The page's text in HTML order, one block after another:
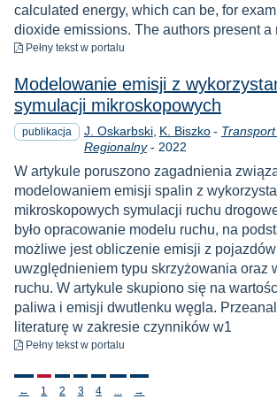
calculated energy, which can be, for
dioxide emissions. The authors present a
Pełny tekstdo pobrania
w portalu
Modelowanie emisji z
symulacji mikroskopowych
publikacja J. Oskarbski K. Biszko -
Regionalny- Rok
2022
W artykule poruszono zagadnienia
modelowaniem emisji spalin z
mikroskopowych symulacji ruchu
było opracowanie modelu ruchu, na
możliwe jest obliczenie emisji z
uwzględnieniem typu skrzyżowania oraz
ruchu. W artykule skupiono się na
paliwa i emisji dwutlenku węgla.
literaturę w zakresie czynników w1
Pełny tekst do pobrania
w portalu
Stronicowanie
← 1 2 3 4 →